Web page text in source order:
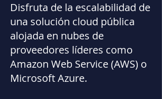
Disfruta de la escalabilidad de
una solución cloud pública
alojada en nubes de
proveedores líderes como
Amazon Web Service (AWS) o
Microsoft Azure.